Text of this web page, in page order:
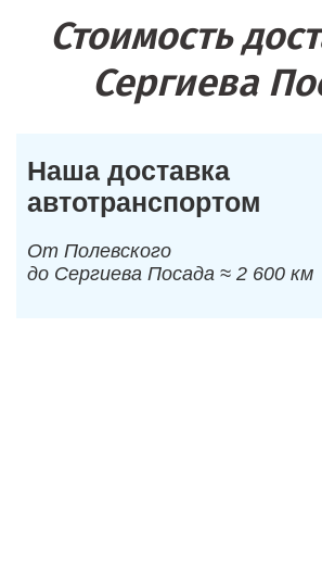
Стоимость
Сергиева
Наша доставка
автотранспортом
От Полевского
до Сергиева Посада ≈ 2 600 км